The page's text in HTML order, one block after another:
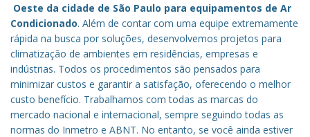
Oeste da cidade de São Paulo para equipamentos de Ar
Condicionado. Além de contar com uma equipe extremamente
rápida na busca por soluções, desenvolvemos projetos para
climatização de ambientes em residências, empresas e
indústrias. Todos os procedimentos são pensados para
minimizar custos e garantir a satisfação, oferecendo o melhor
custo benefício. Trabalhamos com todas as marcas do
mercado nacional e internacional, sempre seguindo todas as
normas do Inmetro e ABNT. No entanto, se você ainda estiver